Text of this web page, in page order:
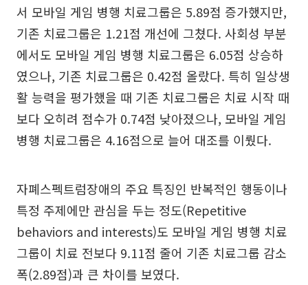
서 모바일 게임 병행 치료그룹은 5.89점 증가했지만,
기존 치료그룹은 1.21점 개선에 그쳤다. 사회성 부분
에서도 모바일 게임 병행 치료그룹은 6.05점 상승하
였으나, 기존 치료그룹은 0.42점 올랐다. 특히 일상생
활 능력을 평가했을 때 기존 치료그룹은 치료 시작 때
보다 오히려 점수가 0.74점 낮아졌으나, 모바일 게임
병행 치료그룹은 4.16점으로 늘어 대조를 이뤘다.
자폐스펙트럼장애의 주요 특징인 반복적인 행동이나
특정 주제에만 관심을 두는 정도(Repetitive
behaviors and interests)도 모바일 게임 병행 치료
그룹이 치료 전보다 9.11점 줄어 기존 치료그룹 감소
폭(2.89점)과 큰 차이를 보였다.